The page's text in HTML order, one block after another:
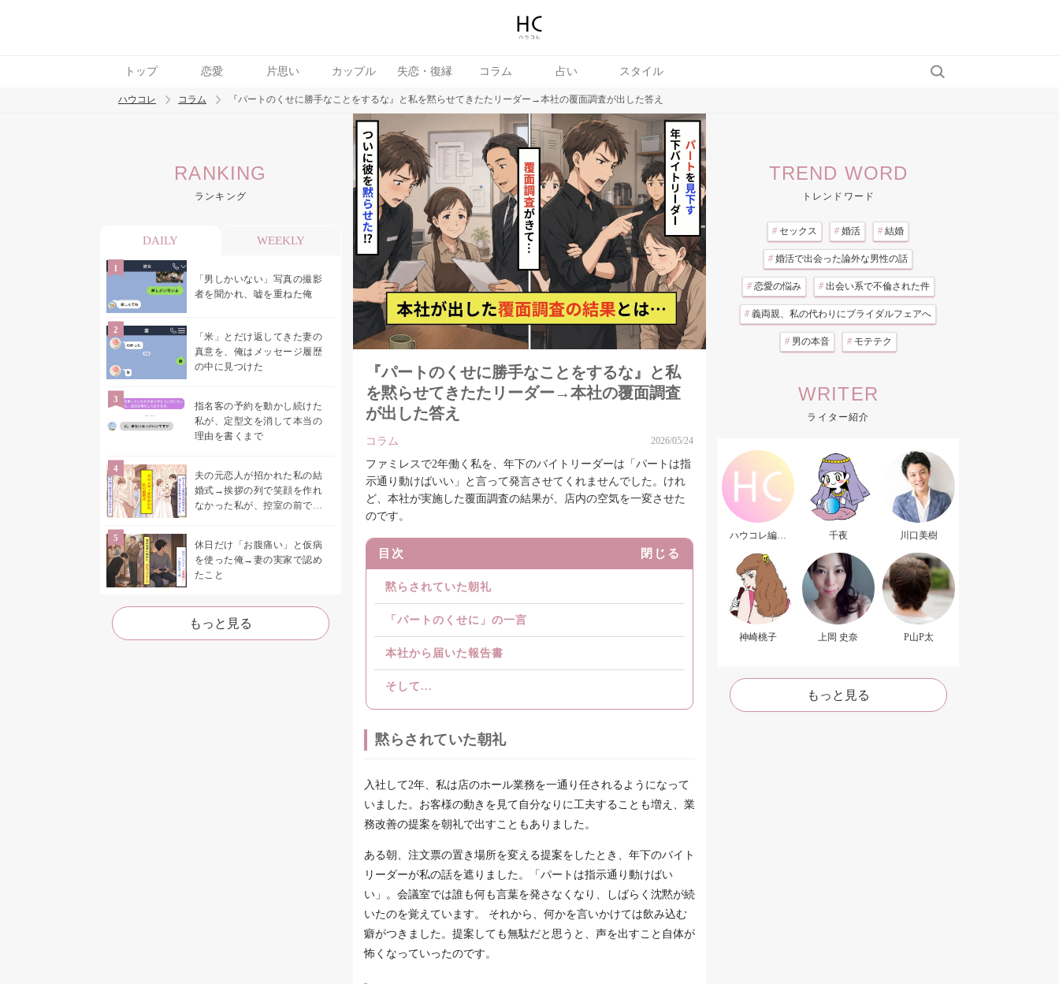
トップ 恋愛 片思い カップル 失恋・復縁 コラム 占い スタイル
トレンド ワード
婚活
ハウコレ コラム 『パートのくせに勝手なことをするな』と私を黙らせてきたたリーダー→本社の覆面調査が出した答え
RANKING
ランキング
DAILY WEEKLY
「男しかいない」写真の撮影
者を聞かれ、嘘を重ねた俺
「米」とだけ返してきた妻の
真意を、俺はメッセージ履歴
の中に見つけた
指名客の予約を動かし続けた
私が、定型文を消して本当の
理由を書くまで
夫の元恋人が招かれた私の結
婚式→挨拶の列で笑顔を作れ
なかった私が、控室の前で彼
休日だけ「お腹痛い」と仮病
を使った俺→妻の実家で認め
たこと
もっと見る
『パートのくせに勝手なことをするな』と私
を黙らせてきたたリーダー→本社の覆面調査
が出した答え
コラム 2026/05/24
ファミレスで2年働く私を、年下のバイトリーダーは「パートは指
示通り動けばいい」と言って発言させてくれませんでした。けれ
ど、本社が実施した覆面調査の結果が、店内の空気を一変させた
のです。
目次 閉じる
黙らされていた朝礼
「パートのくせに」の一言
本社から届いた報告書
そして...
黙らされていた朝礼
入社して2年、私は店のホール業務を一通り任されるようになって
いました。お客様の動きを見て自分なりに工夫することも増え、業
務改善の提案を朝礼で出すこともありました。
ある朝、注文票の置き場所を変える提案をしたとき、年下のバイト
リーダーが私の話を遮りました。「パートは指示通り動けばい
い」。会議室では誰も何も言葉を発さなくなり、しばらく沈黙が続
いたのを覚えています。 それから、何かを言いかけては飲み込む
癖がつきました。提案しても無駄だと思うと、声を出すこと自体が
怖くなっていったのです。
TREND WORD
トレンドワード
# セックス # 婚活 # 結婚
# 婚活で出会った論外な男性の話
# 恋愛の悩み # 出会い系で不倫された件
# 義両親、私の代わりにブライダルフェアへ
# 男の本音 # モテテク
WRITER
ライター紹介
ハウコレ編集
千夜 川口美樹
神崎桃子 上岡 史奈 P山P太
もっと見る